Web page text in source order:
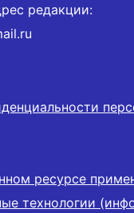
редакции:
ресурсе
технологии